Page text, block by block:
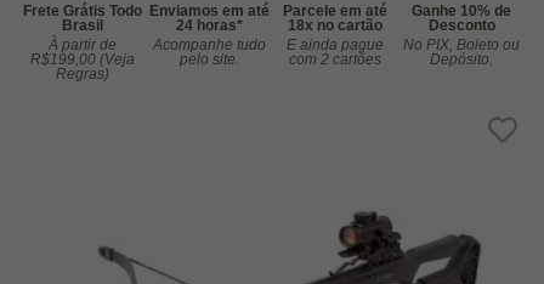
Frete Grátis Todo
Brasil
À partir de
R$199,00 (Veja
Regras)
Enviamos em até
24 horas*
Acompanhe tudo
pelo site.
Parcele em até
18x no cartão
E ainda pague
com 2 cartões
Ganhe 10% de
Desconto
No PIX, Boleto ou
Depósito.